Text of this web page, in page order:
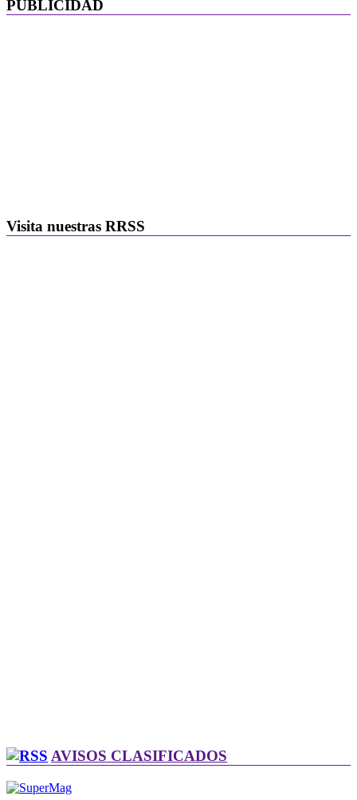
PUBLICIDAD
Visita nuestras RRSS
AVISOS CLASIFICADOS